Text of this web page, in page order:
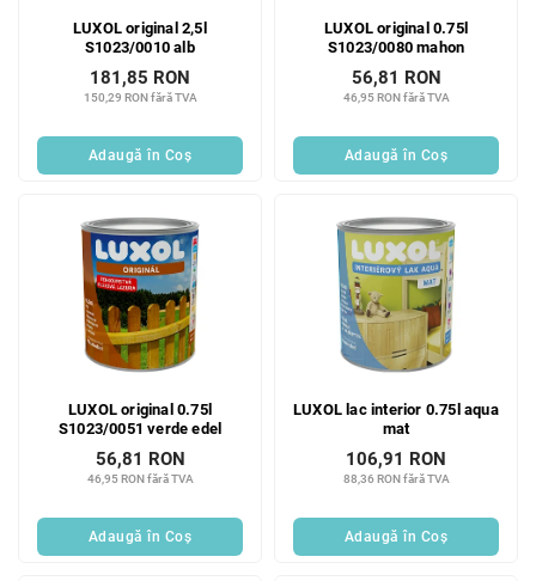
LUXOL original 2,5l
S1023/0010 alb
150,29 RON fără TVA
181,85 RON
Adaugă în Coş
LUXOL original 0.75l
S1023/0080 mahon
46,95 RON fără TVA
56,81 RON
Adaugă în Coş
LUXOL original 0.75l
S1023/0051 verde edel
46,95 RON fără TVA
56,81 RON
Adaugă în Coş
LUXOL lac interior 0.75l aqua
mat
88,36 RON fără TVA
106,91 RON
Adaugă în Coş